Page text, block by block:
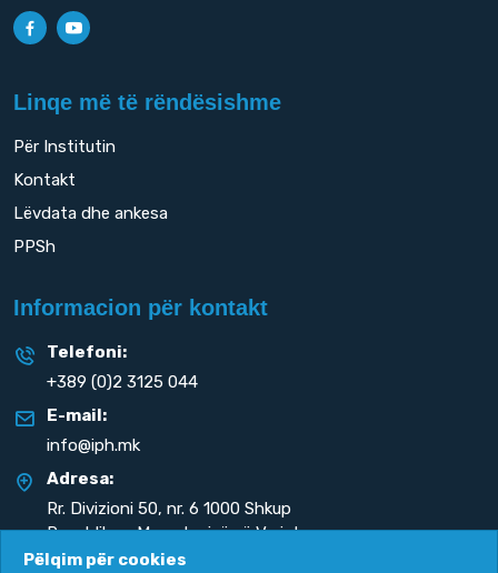
Linqe më të rëndësishme
Për Institutin
Kontakt
Lëvdata dhe ankesa
PPSh
Informacion për kontakt
Telefoni:
+389 (0)2 3125 044
E-mail:
info@iph.mk
Adresa:
Rr. Divizioni 50, nr. 6 1000 Shkup
Republika e Maqedonisë së Veriut
Pëlqim për cookies